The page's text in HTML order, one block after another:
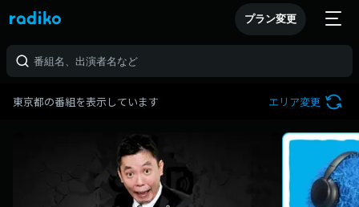
プラン変更
東京都の番組を表示しています エリア変更